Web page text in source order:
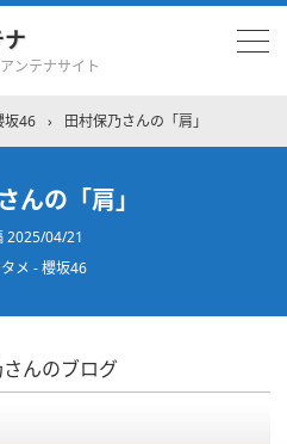
ンテナサイト
坂46 › 田村保乃さんの「肩」
んの「肩」
2025/04/21
メ - 櫻坂46
んのブログ